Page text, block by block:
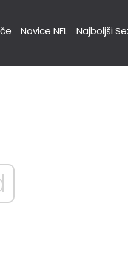
Novice NFL Najboljši